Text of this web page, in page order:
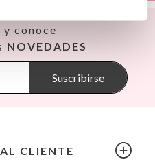
conoce
NOVEDADES
Suscribirse
CLIENTE